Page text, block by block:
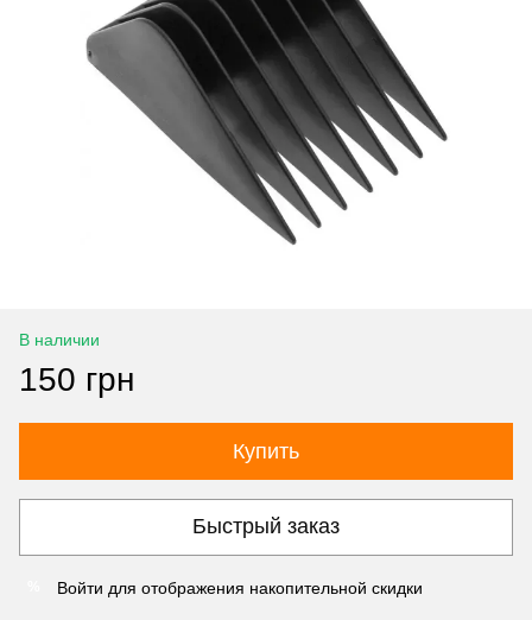
В наличии
150 грн
Купить
Быстрый заказ
Войти для отображения накопительной скидки